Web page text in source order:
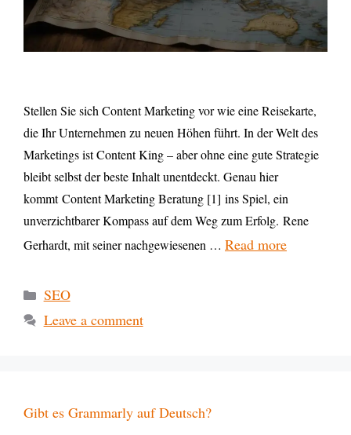
Stellen Sie sich Content Marketing vor wie eine Reisekarte,
die Ihr Unternehmen zu neuen Höhen führt. In der Welt des
Marketings ist Content King – aber ohne eine gute Strategie
bleibt selbst der beste Inhalt unentdeckt. Genau hier
kommt Content Marketing Beratung [1] ins Spiel, ein
unverzichtbarer Kompass auf dem Weg zum Erfolg. Rene
Gerhardt, mit seiner nachgewiesenen … Read more
SEO
Leave a comment
Gibt es Grammarly auf Deutsch?